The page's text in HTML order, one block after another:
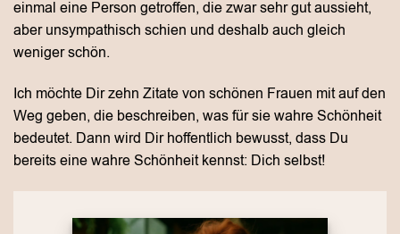
einmal eine Person getroffen, die zwar sehr gut aussieht,
aber unsympathisch schien und deshalb auch gleich
weniger schön.
Ich möchte Dir zehn Zitate von schönen Frauen mit auf den
Weg geben, die beschreiben, was für sie wahre Schönheit
bedeutet. Dann wird Dir hoffentlich bewusst, dass Du
bereits eine wahre Schönheit kennst: Dich selbst!